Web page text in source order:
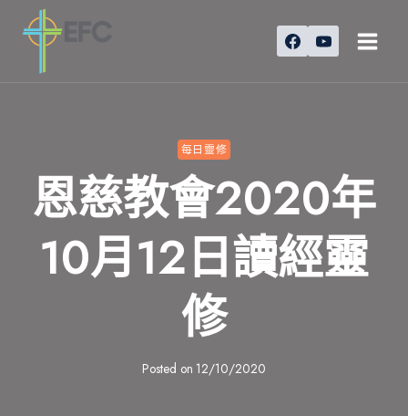
每日靈修
恩慈教會2020年
10月12日讀經靈
修
Posted on 12/10/2020